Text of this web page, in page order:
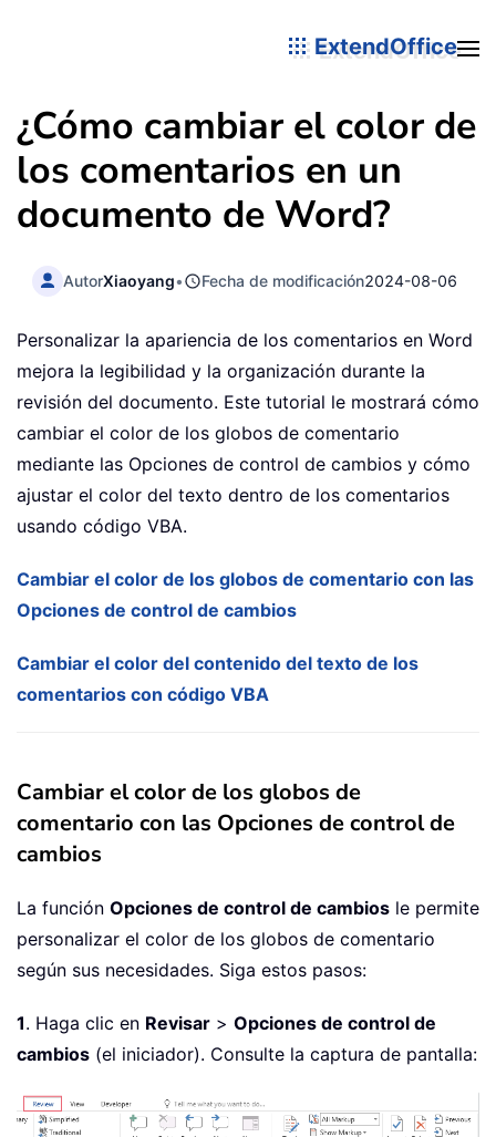
ExtendOffice
¿Cómo cambiar el color de
los comentarios en un
documento de Word?
AutorXiaoyang• Fecha de modificación2024-08-06
Personalizar la apariencia de los comentarios en Word
mejora la legibilidad y la organización durante la
revisión del documento. Este tutorial le mostrará cómo
cambiar el color de los globos de comentario
mediante las Opciones de control de cambios y cómo
ajustar el color del texto dentro de los comentarios
usando código VBA.
Cambiar el color de los globos de comentario con las
Opciones de control de cambios
Cambiar el color del contenido del texto de los
comentarios con código VBA
Cambiar el color de los globos de
comentario con las Opciones de control de
cambios
La función Opciones de control de cambios le permite
personalizar el color de los globos de comentario
según sus necesidades. Siga estos pasos:
1. Haga clic en Revisar > Opciones de control de
cambios (el iniciador). Consulte la captura de pantalla: